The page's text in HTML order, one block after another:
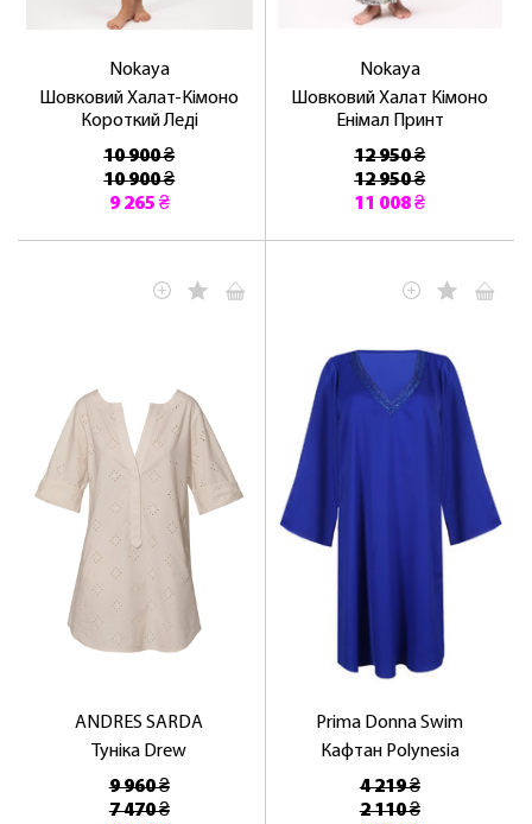
Nokaya
Шовковий Халат-Кімоно
Короткий Леді
10 900 ₴
10 900 ₴
9 265 ₴
Nokaya
Шовковий Халат Кімоно
Енімал Принт
12 950 ₴
12 950 ₴
11 008 ₴
ANDRES SARDA
Туніка Drew
9 960 ₴
7 470 ₴
Prima Donna Swim
Кафтан Polynesia
4 219 ₴
2 110 ₴
ПРИВІТНИЙ БОНУС - ЗНИЖКУ НА
ПЕРШЕ ПОКУПКУ